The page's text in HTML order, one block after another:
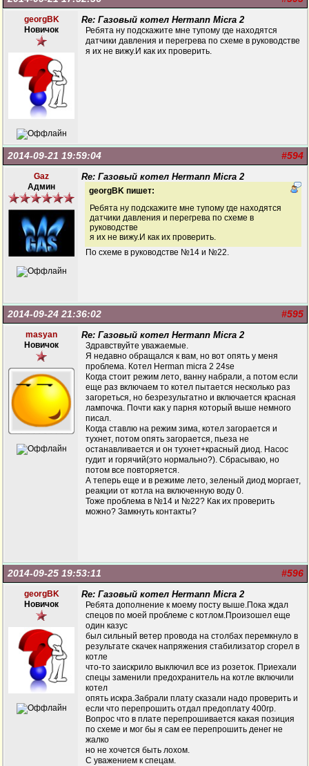
georgBK
Новичок
Re: Газовый котел Hermann Micra 2
Ребята ну подскажите мне тупому где находятся
датчики давления и перегрева по схеме в руководстве
я их не вижу.И как их проверить.
#594
2014-09-21 19:59:04
Gaz
Админ
Re: Газовый котел Hermann Micra 2
georgBK пишет:
Ребята ну подскажите мне тупому где находятся
датчики давления и перегрева по схеме в
руководстве
я их не вижу.И как их проверить.
По схеме в руководстве №14 и №22.
#595
2014-09-24 21:36:02
masyan
Новичок
Re: Газовый котел Hermann Micra 2
Здравствуйте уважаемые.
Я недавно обращался к вам, но вот опять у меня
проблема. Котел Herman micra 2 24se
Когда стоит режим лето, ванну набрали, а потом если
еще раз включаем то котел пытается несколько раз
загореться, но безрезультатно и включается красная
лампочка. Почти как у парня который выше немного
писал.
Когда ставлю на режим зима, котел загорается и
тухнет, потом опять загорается, пьеза не
останавливается и он тухнет+красный диод. Насос
гудит и горячий(это нормально?). Сбрасываю, но
потом все повторяется.
А теперь еще и в режиме лето, зеленый диод моргает,
реакции от котла на включенную воду 0.
Тоже проблема в №14 и №22? Как их проверить
можно? Замкнуть контакты?
#596
2014-09-25 19:53:11
georgBK
Новичок
Re: Газовый котел Hermann Micra 2
Ребята дополнение к моему посту выше.Пока ждал
спецов по моей проблеме с котлом.Произошел еще
один казус
был сильный ветер провода на столбах перемкнуло в
результате скачек напряжения стабилизатор сгорел в
котле
что-то заискрило выключил все из розеток. Приехали
спецы заменили предохранитель на котле включили
котел
опять искра.Забрали плату сказали надо проверить и
если что перепрошить отдал предоплату 400гр.
Вопрос что в плате перепрошивается какая позиция
по схеме и мог бы я сам ее перепрошить денег не
жалко
но не хочется быть лохом.
С уважением к спецам.